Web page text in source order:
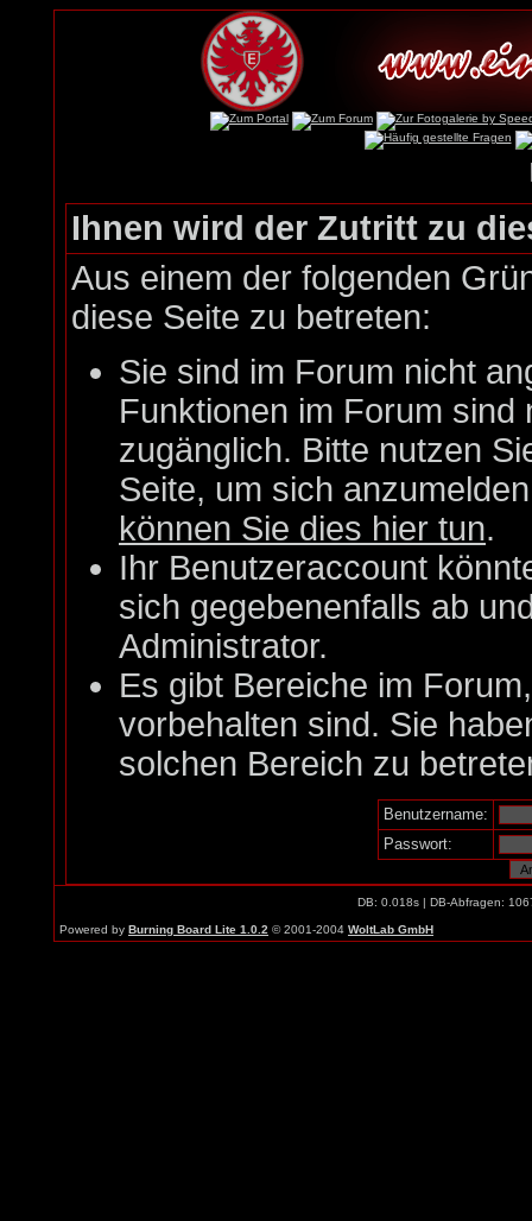
Ihnen wird der Zutritt zu
Aus einem der folgenden
diese Seite zu betreten:
Sie sind im Forum nicht
Funktionen im Forum
zugänglich. Bitte nutzen
Seite, um sich
können Sie dies hier tun.
Ihr Benutzeraccount
sich gegebenenfalls ab
Administrator.
Es gibt Bereiche im
vorbehalten sind. Sie
solchen Bereich zu
Benutzername:
Passwort:
DB: 0.018s | DB-Abfragen:
Powered by Burning Board Lite 1.0.2 © 2001-2004 WoltLab GmbH